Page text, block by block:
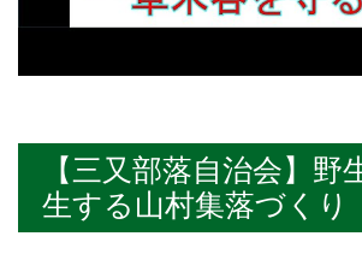
【三又部落自治会】野
生する山村集落づくり